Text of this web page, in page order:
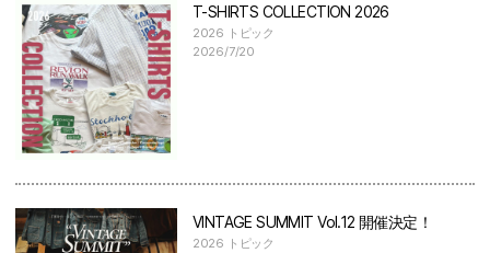
T-SHIRTS COLLECTION 2026
2026 トピック
2026/7/20
VINTAGE SUMMIT Vol.12 開催決定！
2026 トピック